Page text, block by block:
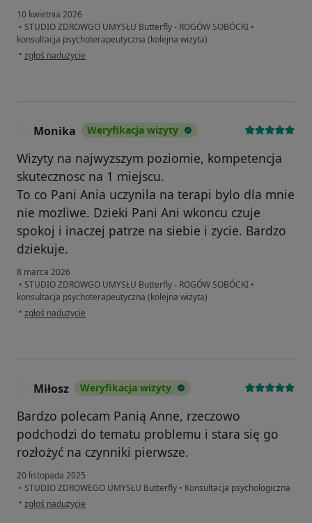
10 kwietnia 2026
• STUDIO ZDROWGO UMYSŁU Butterfly - ROGÓW SOBÓCKI •
konsultacja psychoterapeutyczna (kolejna wizyta)
• w opinii użytkownika Daria
zgłoś nadużycie
Monika Weryfikacja wizyty
Wizyty na najwyzszym poziomie, kompetencja
skutecznosc na 1 miejscu.
To co Pani Ania uczynila na terapi bylo dla mnie
nie mozliwe. Dzieki Pani Ani wkoncu czuje
spokoj i inaczej patrze na siebie i zycie. Bardzo
dziekuje.
8 marca 2026
• STUDIO ZDROWGO UMYSŁU Butterfly - ROGÓW SOBÓCKI •
konsultacja psychoterapeutyczna (kolejna wizyta)
• w opinii użytkownika Monika
zgłoś nadużycie
Miłosz Weryfikacja wizyty
Bardzo polecam Panią Anne, rzeczowo
podchodzi do tematu problemu i stara się go
rozłożyć na czynniki pierwsze.
20 listopada 2025
• STUDIO ZDROWEGO UMYSŁU Butterfly • Konsultacja psychologiczna
• w opinii użytkownika Miłosz
zgłoś nadużycie